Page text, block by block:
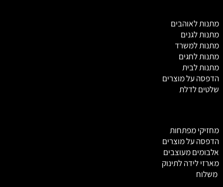
מתנות לאוהבים
מתנות לגנים
מתנות למשרד
מתנות לחגים
מתנות לבית
הדפסה על מוצרים
שלטים לדלת
מחזיקי מפתחות
הדפסה על מוצרים
אלבומים מעוצבים
מארזי לידה לתינוק
משלוח